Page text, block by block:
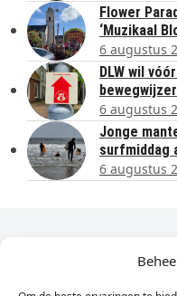
Flower
‘Muzikaal
6 augustus
DLW wil
6 augustus
Jonge
surfmiddag
6 augustus
Dagelijks het